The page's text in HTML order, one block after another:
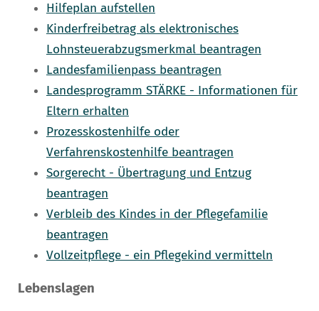
Hilfeplan aufstellen
Kinderfreibetrag als elektronisches
Lohnsteuerabzugsmerkmal beantragen
Landesfamilienpass beantragen
Landesprogramm STÄRKE - Informationen für
Eltern erhalten
Prozesskostenhilfe oder
Verfahrenskostenhilfe beantragen
Sorgerecht - Übertragung und Entzug
beantragen
Verbleib des Kindes in der Pflegefamilie
beantragen
Vollzeitpflege - ein Pflegekind vermitteln
Lebenslagen